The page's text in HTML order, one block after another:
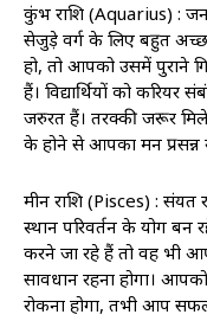
कुंभ राशि (Aquarius) :
सेजुड़े वर्ग के लिए बहुत
हो, तो आपको उसमें
हैं। विद्यार्थियों को करियर
जरुरत हैं। तरक्की जरूर
के होने से आपका मन प्रसन्न
मीन राशि (Pisces) :
स्थान परिवर्तन के योग
करने जा रहे हैं तो वह भी
सावधान रहना होगा।
रोकना होगा, तभी आप